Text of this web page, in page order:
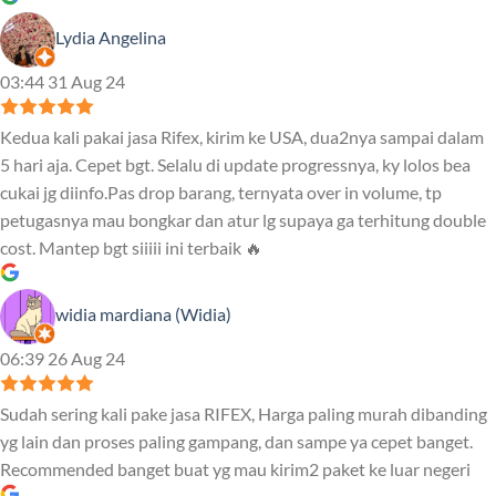
Lydia Angelina
03:44 31 Aug 24
Kedua kali pakai jasa Rifex, kirim ke USA, dua2nya sampai dalam
5 hari aja. Cepet bgt. Selalu di update progressnya, ky lolos bea
cukai jg diinfo.Pas drop barang, ternyata over in volume, tp
petugasnya mau bongkar dan atur lg supaya ga terhitung double
cost. Mantep bgt siiiii ini terbaik 🔥
widia mardiana (Widia)
06:39 26 Aug 24
Sudah sering kali pake jasa RIFEX, Harga paling murah dibanding
yg lain dan proses paling gampang, dan sampe ya cepet banget.
Recommended banget buat yg mau kirim2 paket ke luar negeri